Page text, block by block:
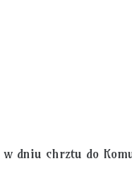
dniu chrztu do